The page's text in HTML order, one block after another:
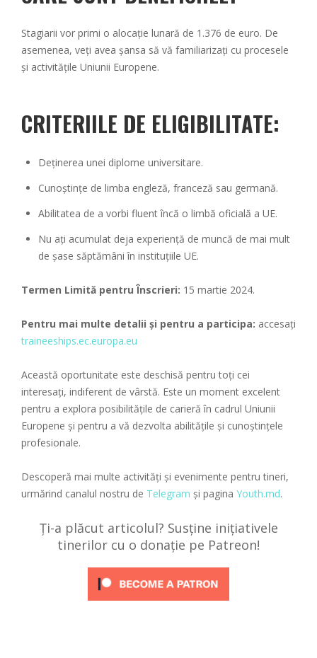
Stagiarii vor primi o alocație lunară de 1.376 de euro. De
asemenea, veți avea șansa să vă familiarizați cu procesele
și activitățile Uniunii Europene.
CRITERIILE DE ELIGIBILITATE:
Deținerea unei diplome universitare.
Cunoștințe de limba engleză, franceză sau germană.
Abilitatea de a vorbi fluent încă o limbă oficială a UE.
Nu ați acumulat deja experiență de muncă de mai mult
de șase săptămâni în instituțiile UE.
Termen Limită pentru Înscrieri: 15 martie 2024.
Pentru mai multe detalii și pentru a participa: accesați
traineeships.ec.europa.eu
Această oportunitate este deschisă pentru toți cei
interesați, indiferent de vârstă. Este un moment excelent
pentru a explora posibilitățile de carieră în cadrul Uniunii
Europene și pentru a vă dezvolta abilitățile și cunoștințele
profesionale.
Descoperă mai multe activități și evenimente pentru tineri,
urmărind canalul nostru de Telegram și pagina Youth.md.
Ți-a plăcut articolul? Susține inițiativele
tinerilor cu o donație pe Patreon!